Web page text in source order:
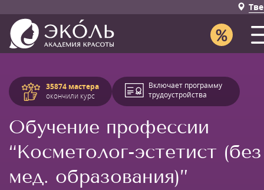
35874 мастера
окончили курс
Включает программу
трудоустройства
Обучение профессии
“Косметолог-эстетист (без
мед. образования)”